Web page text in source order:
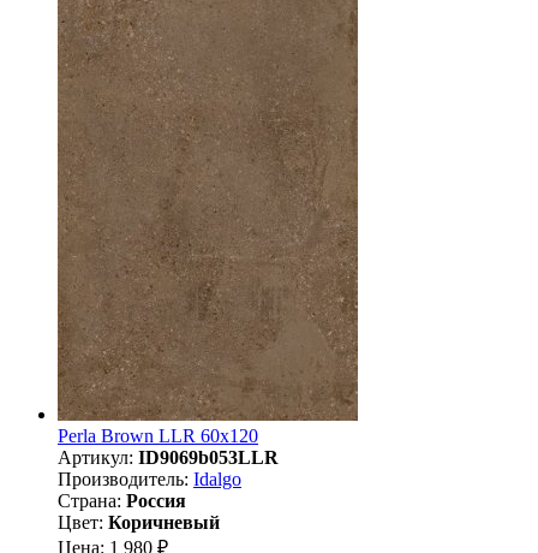
Perla Brown LLR 60x120
Артикул: ID9069b053LLR
Производитель: Idalgo
Страна: Россия
Цвет: Коричневый
Цена: 1 980 ₽